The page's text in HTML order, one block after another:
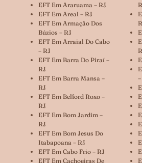
EFT Em Araruama – RJ
EFT Em Areal – RJ
EFT Em Armação Dos
Búzios – RJ
EFT Em Arraial Do Cabo
– RJ
EFT Em Barra Do Piraí –
RJ
EFT Em Barra Mansa –
RJ
EFT Em Belford Roxo –
RJ
EFT Em Bom Jardim –
RJ
EFT Em Bom Jesus Do
Itabapoana – RJ
EFT Em Cabo Frio – RJ
EFT Em Cachoeiras De